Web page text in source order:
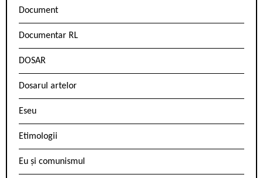
Document
Documentar RL
DOSAR
Dosarul artelor
Eseu
Etimologii
Eu și comunismul